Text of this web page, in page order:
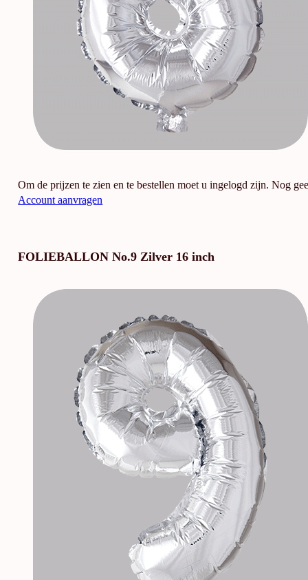
Om de prijzen te zien en te bestellen moet u ingelogd zijn. Nog
Account aanvragen
FOLIEBALLON No.9 Zilver 16 inch